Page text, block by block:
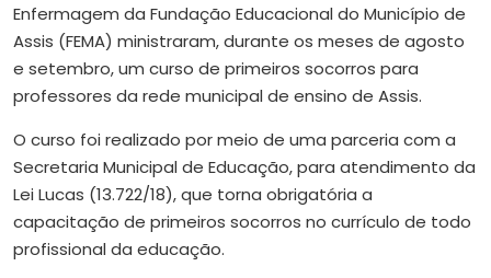
Enfermagem da Fundação Educacional do Município de
Assis (FEMA) ministraram, durante os meses de agosto
e setembro, um curso de primeiros socorros para
professores da rede municipal de ensino de Assis.
O curso foi realizado por meio de uma parceria com a
Secretaria Municipal de Educação, para atendimento da
Lei Lucas (13.722/18), que torna obrigatória a
capacitação de primeiros socorros no currículo de todo
profissional da educação.